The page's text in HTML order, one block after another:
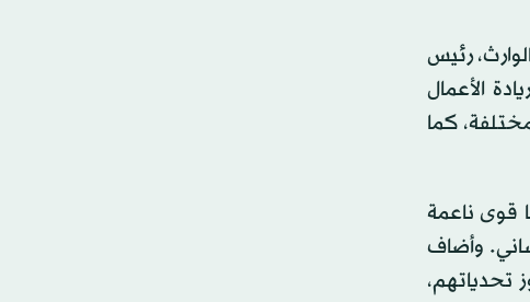
رئيس
الأعمال
كما
قوى ناعمة
وأضاف
تحدياتهم،